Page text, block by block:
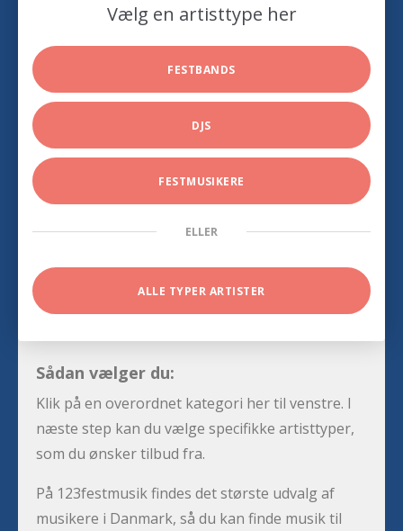
Vælg en artisttype her
FESTBANDS
DJS
FESTMUSIKERE
ELLER
ALLE TYPER ARTISTER
Sådan vælger du:
Klik på en overordnet kategori her til venstre. I
næste step kan du vælge specifikke artisttyper,
som du ønsker tilbud fra.
På 123festmusik findes det største udvalg af
musikere i Danmark, så du kan finde musik til